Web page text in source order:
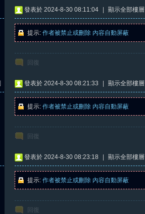
發表於 2024-8-30 08:11:04 顯示全部樓層
提示: 作者被禁止或刪除 內容自動屏蔽
回復
發表於 2024-8-30 08:21:33 顯示全部樓層
提示: 作者被禁止或刪除 內容自動屏蔽
回復
發表於 2024-8-30 08:23:18 顯示全部樓層
提示: 作者被禁止或刪除 內容自動屏蔽
回復